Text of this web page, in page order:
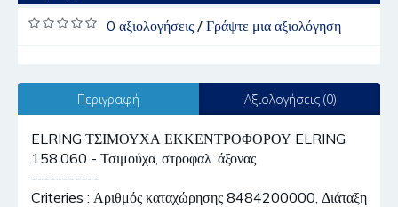
0 αξιολογήσεις/ Γράψτε μια αξιολόγηση
Περιγραφή Αξιολογήσεις (0)
ELRING ΤΣΙΜΟΥΧΑ ΕΚΚΕΝΤΡΟΦΟΡΟΥ ELRING
158.060 - Τσιμούχα, στροφαλ. άξονας
-----------
Criteries : Αριθμός καταχώρησης 8484200000, Διάταξη